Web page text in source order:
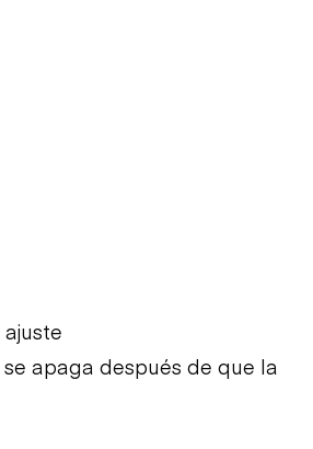
apaga después de que la